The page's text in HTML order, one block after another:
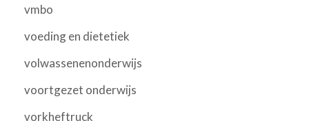
vmbo
voeding en dietetiek
volwassenenonderwijs
voortgezet onderwijs
vorkheftruck